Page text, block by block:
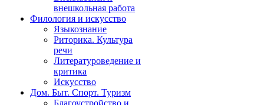
внешкольная работа
Филология и искусство
Языкознание
Риторика. Культура
речи
Литературоведение и
критика
Искусство
Дом. Быт. Спорт. Туризм
Благоустройство и